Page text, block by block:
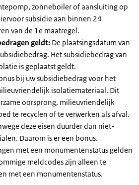
zonneboiler of aansluiting op
subsidie aan binnen 24
van de 1e maatregel.
geldt: De plaatsingsdatum van
Het subsidiebedrag van
is geplaatst geldt.
bij uw subsidiebedrag voor het
isolatiemateriaal. Dit
oorsprong, milieuvriendelijk
te recyclen of te verwerken als afval.
deze eisen duurder dan niet-
Daarom is er een bonus.
met een monumentenstatus gelden
meldcodes zijn alleen te
met een monumentenstatus.